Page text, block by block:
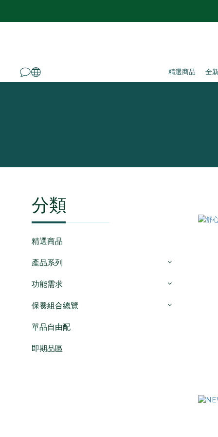
精選商品 全
分類
精選商品
產品系列
功能需求
保養組合總覽
單品自由配
即期品區